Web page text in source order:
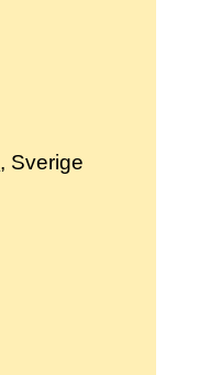
, Sverige